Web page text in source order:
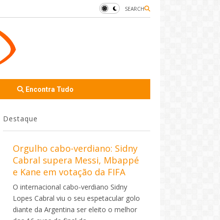
SEARCH
Encontra Tudo
Destaque
Orgulho cabo-verdiano: Sidny
Cabral supera Messi, Mbappé
e Kane em votação da FIFA
O internacional cabo-verdiano Sidny
Lopes Cabral viu o seu espetacular golo
diante da Argentina ser eleito o melhor